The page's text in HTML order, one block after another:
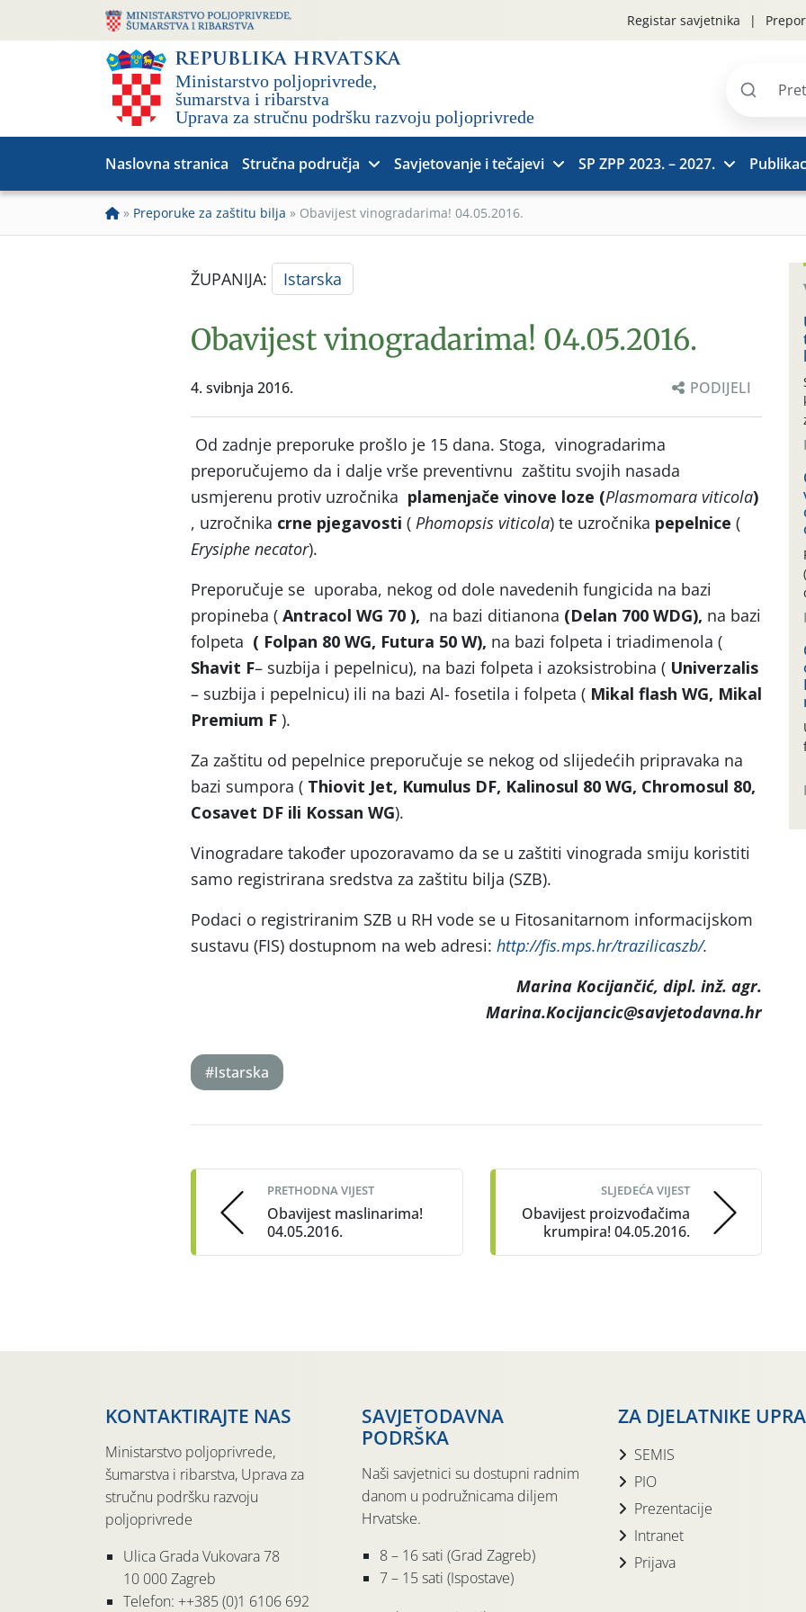
Registar savjetnika
Pretraži
Naslovna stranica Stručna područja Savjetovanje i tečajevi SP ZPP 2023. – 2027.
» Preporuke za zaštitu bilja » Obavijest vinogradarima! 04.05.2016.
ŽUPANIJA: Istarska
Obavijest vinogradarima! 04.05.2016.
4. svibnja 2016. PODIJELI
Od zadnje preporuke prošlo je 15 dana. Stoga, vinogradarima
preporučujemo da i dalje vrše preventivnu zaštitu svojih nasada
usmjerenu protiv uzročnika plamenjače vinove loze (Plasmomara viticola)
, uzročnika crne pjegavosti ( Phomopsis viticola) te uzročnika pepelnice (
Erysiphe necator).
Preporučuje se uporaba, nekog od dole navedenih fungicida na bazi
propineba ( Antracol WG 70 ), na bazi ditianona (Delan 700 WDG), na bazi
folpeta ( Folpan 80 WG, Futura 50 W), na bazi folpeta i triadimenola (
Shavit F– suzbija i pepelnicu), na bazi folpeta i azoksistrobina ( Univerzalis
– suzbija i pepelnicu) ili na bazi Al- fosetila i folpeta ( Mikal flash WG, Mikal
Premium F ).
Za zaštitu od pepelnice preporučuje se nekog od slijedećih pripravaka na
bazi sumpora ( Thiovit Jet, Kumulus DF, Kalinosul 80 WG, Chromosul 80,
Cosavet DF ili Kossan WG).
Vinogradare također upozoravamo da se u zaštiti vinograda smiju koristiti
samo registrirana sredstva za zaštitu bilja (SZB).
Podaci o registriranim SZB u RH vode se u Fitosanitarnom informacijskom
sustavu (FIS) dostupnom na web adresi: http://fis.mps.hr/trazilicaszb/.
Marina Kocijančić, dipl. inž. agr.
Marina.Kocijancic@savjetodavna.hr
#Istarska
navigation
PRETHODNA VIJEST
Obavijest maslinarima!
04.05.2016.
SLJEDEĆA VIJEST
Obavijest proizvođačima
krumpira! 04.05.2016.
KONTAKTIRAJTE NAS
Ministarstvo poljoprivrede,
šumarstva i ribarstva, Uprava za
stručnu podršku razvoju
poljoprivrede
Ulica Grada Vukovara 78
10 000 Zagreb
Telefon: ++385 (0)1 6106 692
SAVJETODAVNA
PODRŠKA
Naši savjetnici su dostupni radnim
danom u podružnicama diljem
Hrvatske.
8 – 16 sati (Grad Zagreb)
7 – 15 sati (Ispostave)
ZA DJELATNIKE
SEMIS
PIO
Prezentacije
Intranet
Prijava